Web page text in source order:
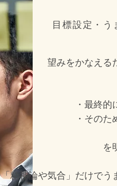
目標設定・
望みをかなえる
・最終
・その
を
「精神論や気合」だけでう